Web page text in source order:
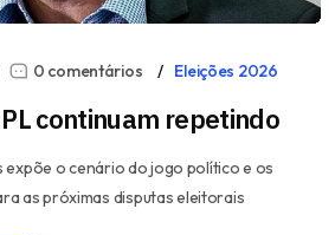
0 comentários Eleições 2026
continuam repetindo
expõe o cenário do jogo político e os
as próximas disputas eleitorais